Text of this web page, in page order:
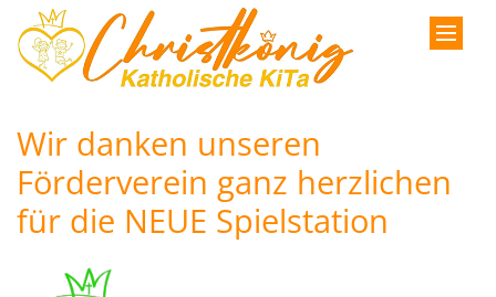
Zum Inhalt springen
Wir danken unseren
Förderverein ganz herzlichen
für die NEUE Spielstation